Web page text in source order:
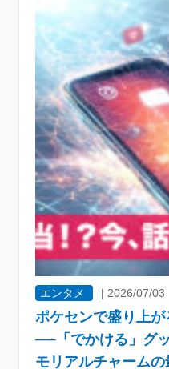
エンタメ |2026/07/03
ポケセンで盛り上
──「でかける」グ
モリアルチャーム